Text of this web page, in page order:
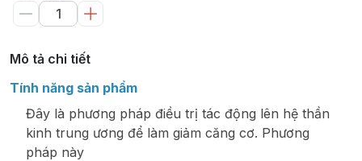
Mô tả chi tiết
Tính năng sản phẩm
Đây là phương pháp điều trị tác động lên hệ thần
kinh trung ương để làm giảm căng cơ. Phương
pháp này